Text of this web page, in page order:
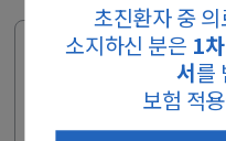
초진환자 중
소지하신 분은 1
서를
보험 적
외래진료 예약 전 안내사항
정신건강의학
터를 통해 예약이 가능합니다.